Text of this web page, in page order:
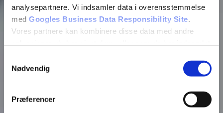
analysepartnere. Vi indsamler data i overensstemmelse
med Googles Business Data Responsibility Site.
Vores partnere kan kombinere disse data med andre
Nødvendig
Præferencer